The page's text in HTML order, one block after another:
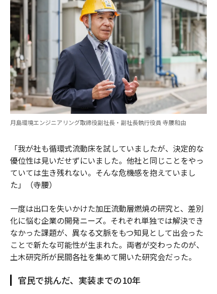
月島環境エンジニアリング取締役副社長・副社長執行役員 寺腰和由
「我が社も循環式流動床を試していましたが、決定的な
優位性は見いだせずにいました。他社と同じことをやっ
ていては生き残れない。そんな危機感を抱えていまし
た」（寺腰）
一度は出口を失いかけた加圧流動層燃焼の研究と、差別
化に悩む企業の開発ニーズ。それぞれ単独では解決でき
なかった課題が、異なる文脈をもつ知見として出会った
ことで新たな可能性が生まれた。両者が交わったのが、
土木研究所が民間各社を集めて開いた研究会だった。
官民で挑んだ、実装までの10年